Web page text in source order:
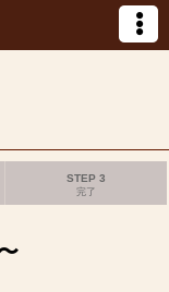
STEP 3
完了